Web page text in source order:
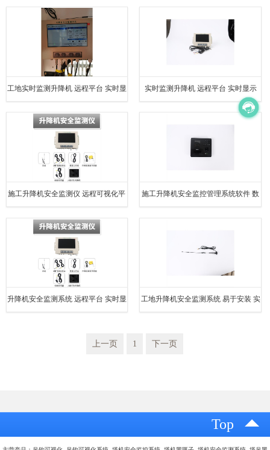
工地实时监测升降机 远程平台 实时显 实时监测升降机 远程平台 实时显示
施工升降机安全监测仪 远程可视化平 施工升降机安全监控管理系统软件 数
升降机安全监测系统 远程平台 实时显 工地升降机安全监测系统 易于安装 实
上一页 1 下一页
Top